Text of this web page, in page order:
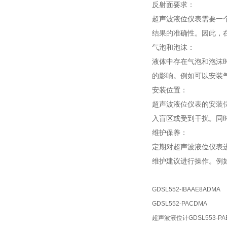
反射面要求：
超声波液位仪表需要一
结果的准确性。因此，
气泡和泡沫：
液体中存在气泡和泡沫
的影响。例如可以安装
安装位置：
超声波液位仪表的安装
入盲区或受到干扰。
维护保养：
定期对超声波液位仪表
维护建议进行操作。例
GDSL552-IBAAE8ADMA
GDSL552-PACDMA
超声波液位计GDSL553-